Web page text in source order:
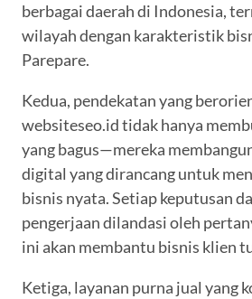
berbagai daerah di Indonesia,
wilayah dengan karakteristik
Parepare.
Kedua, pendekatan yang
websiteseo.id tidak hanya
yang bagus—mereka
digital yang dirancang untuk
bisnis nyata. Setiap keputusan
pengerjaan dilandasi oleh
ini akan membantu bisnis klien
Ketiga, layanan purna jual yang